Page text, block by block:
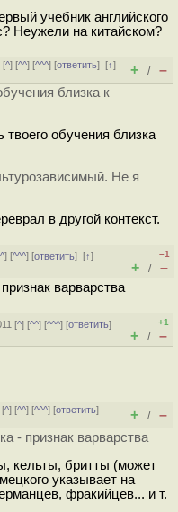
учебник английского
Неужели на китайском?
[^] [^^] [^^^] [ответить][↑]
+ / –
близка к
обучения близка
Не я
в другой контекст.
] [^^^] [ответить][↑]
–1
+ / –
варварства
[^] [^^] [^^^] [ответить]
+1
+ / –
[^] [^^] [^^^] [ответить]
+ / –
- признак варварства
кельты, бритты (может
указывает на
фракийцев... и т.